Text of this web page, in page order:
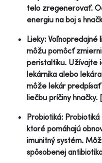
telo zregenerovať.
energiu na boj s
Lieky:
môžu pomôcť
peristaltiku. Užívajte
lekárnika alebo
môže lekár predpísať
liečbu príčiny hnačky.
Probiotiká:
ktoré pomáhajú
imunitný systém.
spôsobenej